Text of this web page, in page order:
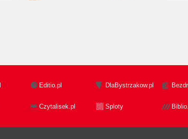
Editio.pl DlaBystrzakow.pl
Czytalisek.pl Sploty